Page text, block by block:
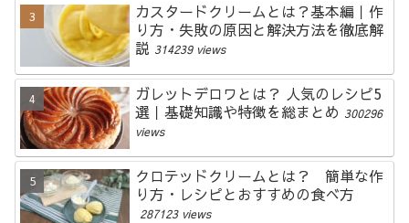
カスタードクリームとは？基本編｜作
り方・失敗の原因と解決方法を徹底解
説 314239 views
ガレットデロワとは？ 人気のレシピ5
選｜基礎知識や特徴を総まとめ 300296
views
クロテッドクリームとは？ 簡単な作
り方・レシピとおすすめの食べ方
287123 views